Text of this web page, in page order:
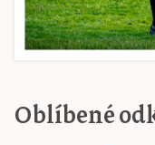
Oblíbené